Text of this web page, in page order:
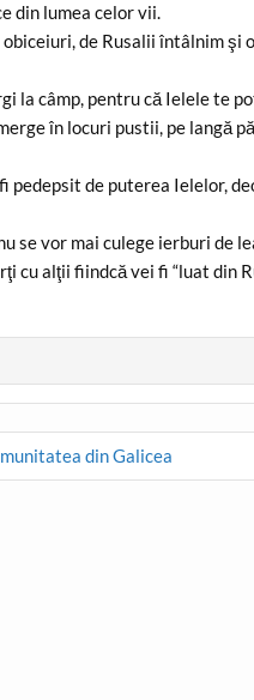
din lumea celor vii.
de Rusalii întâlnim şi
la câmp, pentru că Ielele te
în locuri pustii, pe langă
pedepsit de puterea Ielelor,
se vor mai culege ierburi de
cu alţii fiindcă vei fi “luat din
din Galicea